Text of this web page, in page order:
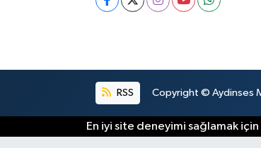
RSS Copyright © Aydinses
En iyi site deneyimi sağlamak